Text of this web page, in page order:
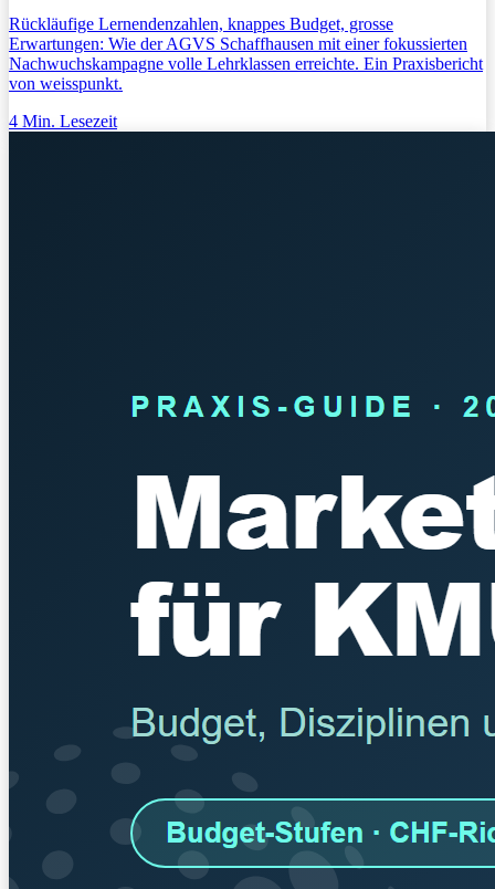
Rückläufige Lernendenzahlen, knappes Budget, grosse
Erwartungen: Wie der AGVS Schaffhausen mit einer fokussierten
Nachwuchskampagne volle Lehrklassen erreichte. Ein Praxisbericht
von weisspunkt.
4 Min. Lesezeit